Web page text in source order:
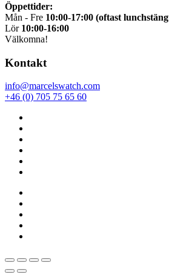
Öppettider:
Mån - Fre 10:00-17:00 (oftast
Lör 10:00-16:00
Välkomna!
Kontakt
info@marcelswatch.com
+46 (0) 705 75 65 60